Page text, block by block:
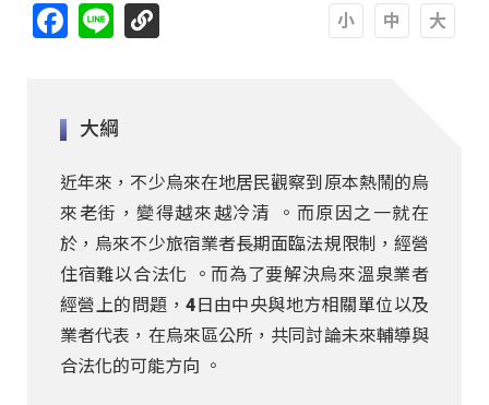
Facebook
Line
大綱
近年來，不少烏來在地居民觀察到原本熱鬧的烏
來老街，變得越來越冷清 。而原因之一就在
於，烏來不少旅宿業者長期面臨法規限制，經營
住宿難以合法化 。而為了要解決烏來溫泉業者
經營上的問題，4日由中央與地方相關單位以及
業者代表，在烏來區公所，共同討論未來輔導與
合法化的可能方向 。